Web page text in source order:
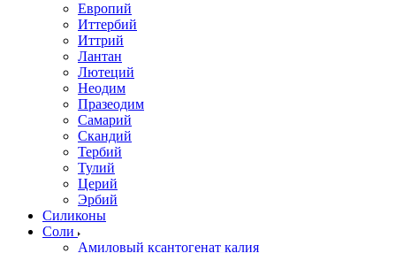
Европий
Иттербий
Иттрий
Лантан
Лютеций
Неодим
Празеодим
Самарий
Скандий
Тербий
Тулий
Церий
Эрбий
Силиконы
Соли
Амиловый ксантогенат калия